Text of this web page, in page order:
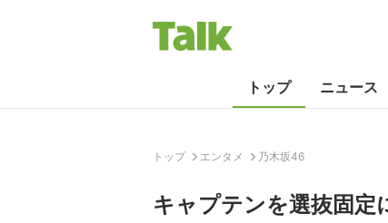
トップ ニュース
トップ エンタメ 乃木坂46
キャプテンを選抜固定